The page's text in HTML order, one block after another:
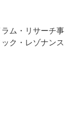
ム・リサーチ事
ク・レゾナンス